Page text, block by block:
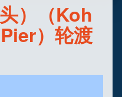
）（Koh
）轮渡